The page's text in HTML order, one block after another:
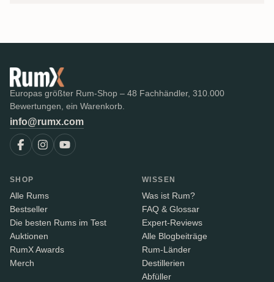
Europas größter Rum-Shop – 48 Fachhändler, 310.000
Bewertungen, ein Warenkorb.
info@rumx.com
SHOP
Alle Rums
Bestseller
Die besten Rums im Test
Auktionen
RumX Awards
Merch
WISSEN
Was ist Rum?
FAQ & Glossar
Expert-Reviews
Alle Blogbeiträge
Rum-Länder
Destillerien
Abfüller